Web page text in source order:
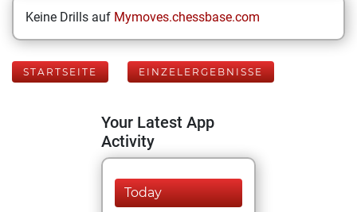
Keine Drills auf Mymoves.chessbase.com
STARTSEITE EINZELERGEBNISSE
Your Latest App
Activity
Today